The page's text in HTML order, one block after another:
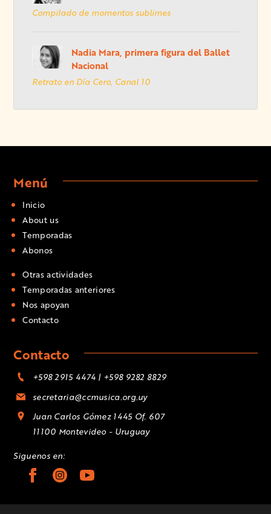
Compilado de momentos sublimes
Nadia Mara, primera figura del Ballet
Nacional
Retrato en Día Cero, Canal 10
Menú
Inicio
About us
Temporadas
Abonos
Otras actividades
Temporadas anteriores
Nos apoyan
Contacto
Contacto
+598 2915 4474 | +598 9282 8829
secretaria@ccmusica.org.uy
Juan Carlos Gómez 1445 Of. 607
11100 Montevideo - Uruguay
Siguenos en: